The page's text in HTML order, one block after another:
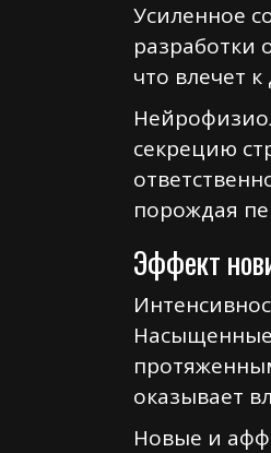
Усиленное
разработки
что влечет
секрецию
порождая
Эффект
оказывает
Новые и